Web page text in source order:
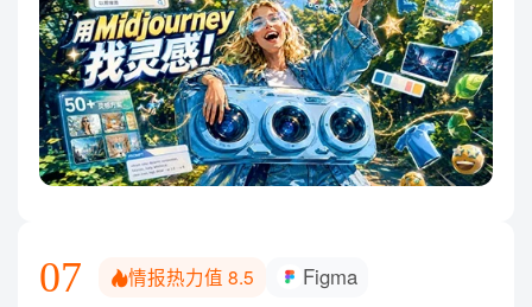
07 情报热力值8.5 Figma